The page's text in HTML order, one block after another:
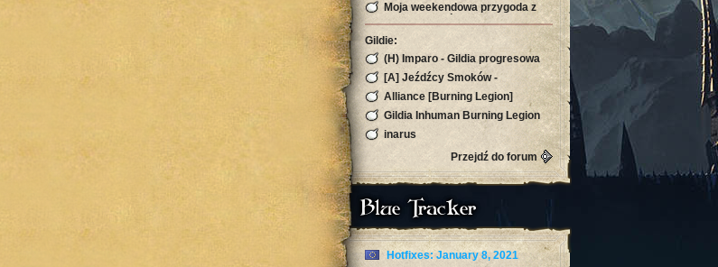
Moja weekendowa przygoda z
kryptowalutą, która zaskoczyła
Gildie:
(H) Imparo - Gildia progresowa
Burning Legion!
[A] Jeźdźcy Smoków -
Silvermoon
Alliance [Burning Legion]
Gildia Inhuman Burning Legion
Horda Zapraszamy
inarus
Przejdź do forum
Blue Tracker
Hotfixes: January 8, 2021